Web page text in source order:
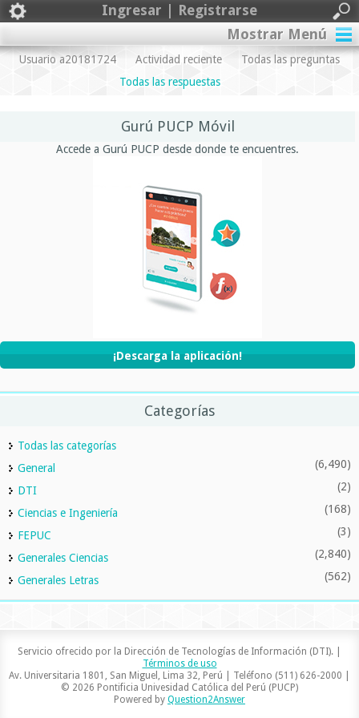
Ingresar | Registrarse
Mostrar Menú
Usuario a20181724 Actividad reciente
Todas las preguntas
Todas las respuestas
Gurú PUCP Móvil
Accede a Gurú PUCP desde donde te encuentres.
¡Descarga la aplicación!
Categorías
Todas las categorías
General
(6,490)
DTI (2)
Ciencias e Ingeniería (168)
FEPUC (3)
Generales Ciencias (2,840)
Generales Letras (562)
Servicio ofrecido por la Dirección de Tecnologías de Información (DTI). |
Términos de uso
Av. Universitaria 1801, San Miguel, Lima 32, Perú | Teléfono (511) 626-2000 |
© 2026 Pontificia Univesidad Católica del Perú (PUCP)
Powered by Question2Answer